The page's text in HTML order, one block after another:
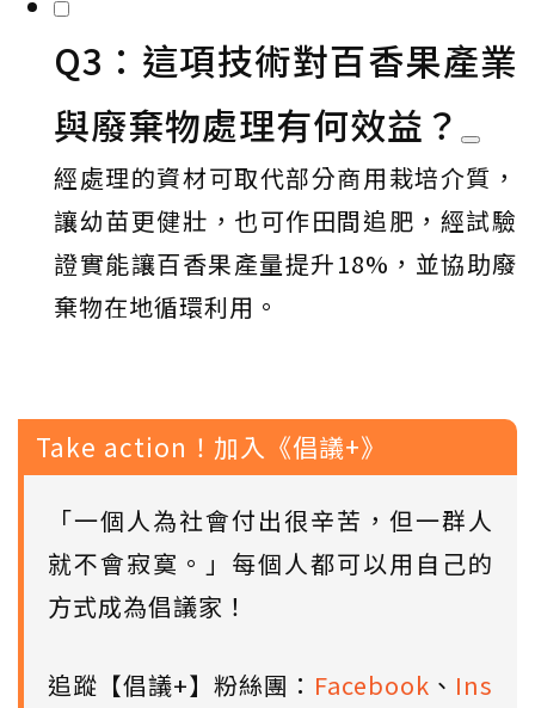
Q3：這項技術對百香果產業
與廢棄物處理有何效益？
經處理的資材可取代部分商用栽培介質，
讓幼苗更健壯，也可作田間追肥，經試驗
證實能讓百香果產量提升18%，並協助廢
棄物在地循環利用。
Take action！加入《倡議+》
「一個人為社會付出很辛苦，但一群人
就不會寂寞。」每個人都可以用自己的
方式成為倡議家！
追蹤【倡議+】粉絲團： Facebook 、 Ins